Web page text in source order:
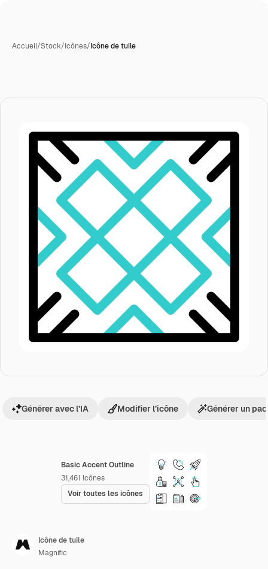
Accueil/Stock/Icônes/Icône de tuile
Basic Accent Outline
31,461 Icônes
Voir toutes les icônes
Générer avec l’IA Modifier l’icône Générer un
Icône de tuile
Magnific